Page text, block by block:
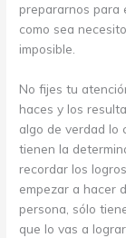
prepararnos para
como sea
imposible.
No fijes tu
haces y los
algo de verdad lo
tienen la
recordar los
empezar a hacer
persona, sólo
que lo vas a